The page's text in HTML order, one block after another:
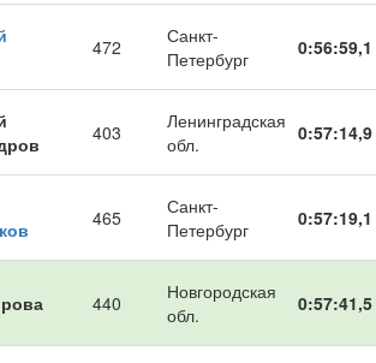
472
Санкт-
Петербург
0:56:59,1
403
Ленинградская
обл.
0:57:14,9
465
Санкт-
Петербург
0:57:19,1
440
Новгородская
обл.
0:57:41,5